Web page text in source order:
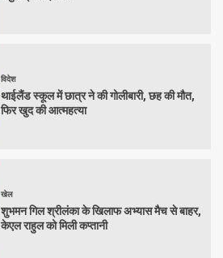
विदेश
थाईलैंड स्कूल में छात्र ने की गोलीबारी, छह की मौत,
फिर खुद की आत्महत्या
खेल
शुभमन गिल श्रीलंका के खिलाफ अभ्यास मैच से बाहर,
केएल राहुल को मिली कप्तानी